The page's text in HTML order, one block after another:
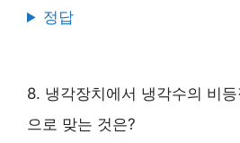
정답
8. 냉각장치에서 냉각수의 비
으로 맞는 것은?